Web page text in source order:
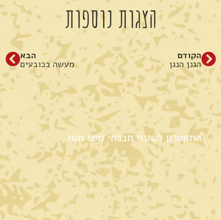
הצגות נוספות
הקודם
הגנן הנגן
הבא
מעשה בכובעים
התאטרון לשינוי חברתי משו משו
תיאטרון משו משו לשינוי חברתי הוא קבוצת תיאטרון
מקצועית היוצרת וחוקרת בתוך, עם ובהשראת החברה
שבה היא פועלת. מורכבת מאמנים ישראלים רב תחומיים
ושואפת לפרוץ גבולות בין בני אדם. הקבוצה קמה בשנת
2009 במטרה ליצור תיאטרון איכותי וייחודי הפועל
בפרויקטים אמנותיים וחברתיים ומתוך כוונה לחשוף